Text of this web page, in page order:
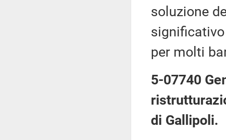
soluzione
per molti
5-07740
di Gallipoli.